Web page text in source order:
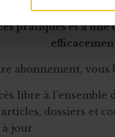
MonASBL
pratiques et à
abonnement, vous
libre à
articles, dossiers et
à jour